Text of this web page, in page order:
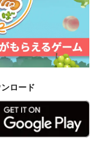
ロード